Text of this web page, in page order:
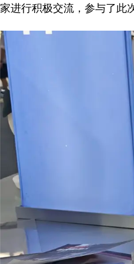
家进行积极交流，参与了此